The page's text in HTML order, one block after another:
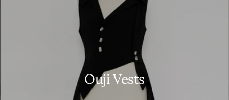
Ouji Vests